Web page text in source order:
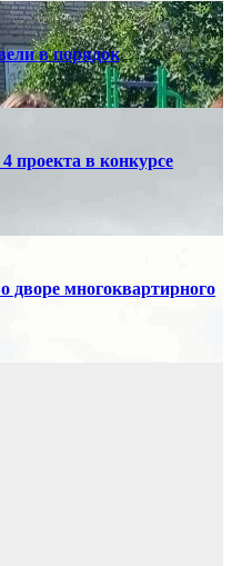
в порядок
проекта в конкурсе
дворе многоквартирного